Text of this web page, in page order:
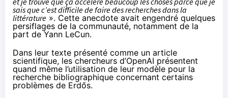
sais que c’est difficile de faire des recherches dans la
littérature ». Cette anecdote avait engendré quelques
persiflages de la communauté, notamment de la
part deYann LeCun.
Dans leur texte présenté comme un article
scientifique, les chercheurs d’OpenAI présentent
quand même l’utilisation de leur modèle pour la
recherche bibliographique concernant certains
problèmes de Erdős.